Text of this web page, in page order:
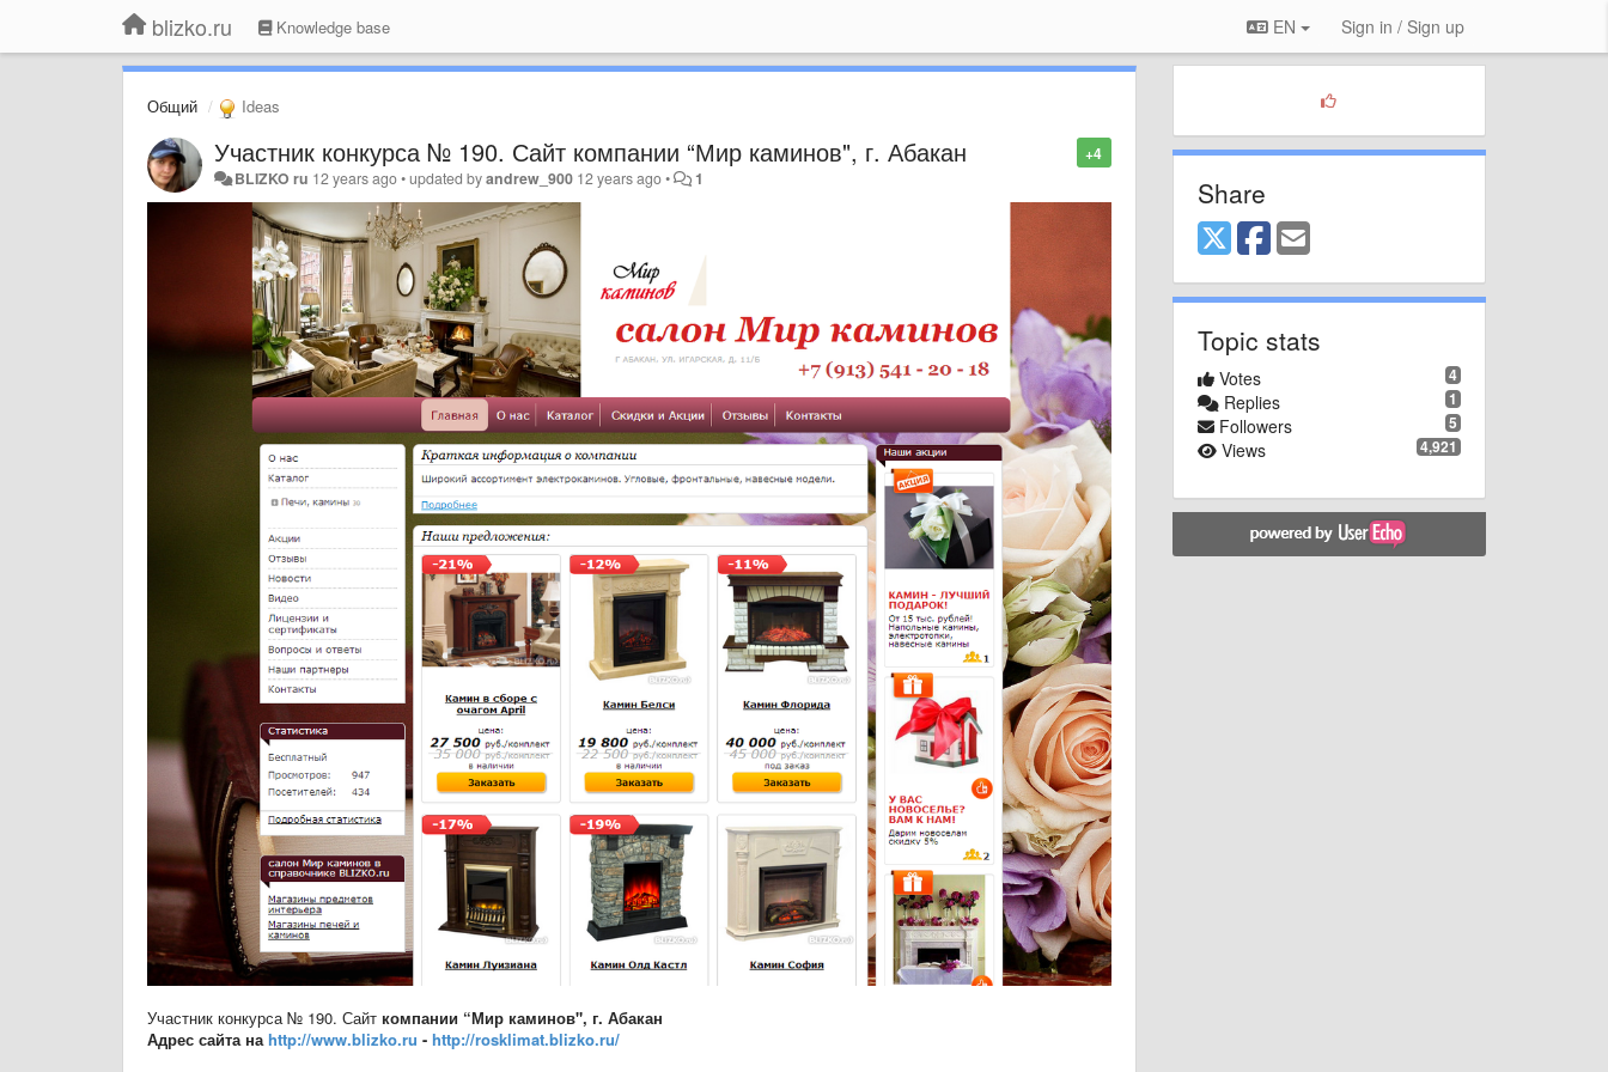
blizko.ru Knowledge base EN Sign in / Sign up
Общий Ideas
+4
Участник конкурса № 190. Сайт компании “Мир каминов", г. Абакан
BLIZKO ru 12 years ago•updated byandrew_900 12 years ago• 1
Участник конкурса № 190. Сайт компании “Мир каминов", г. Абакан
Адрес сайта наhttp://www.blizko.ru - http://rosklimat.blizko.ru/
Share
Topic stats
4
Votes
1
Replies
5
Followers
4,921
Views